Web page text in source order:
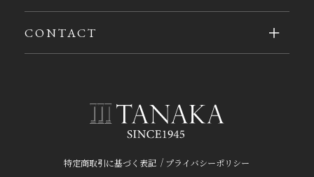
特定商取引に基づく表記 / プライバシーポリシー
CONTACT